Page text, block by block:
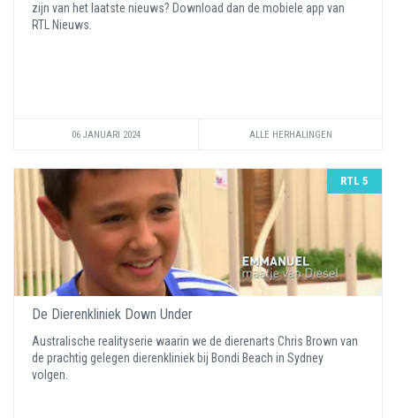
zijn van het laatste nieuws? Download dan de mobiele app van
RTL Nieuws.
06 JANUARI 2024 ALLE HERHALINGEN
RTL 5
De Dierenkliniek Down Under
Australische realityserie waarin we de dierenarts Chris Brown van
de prachtig gelegen dierenkliniek bij Bondi Beach in Sydney
volgen.